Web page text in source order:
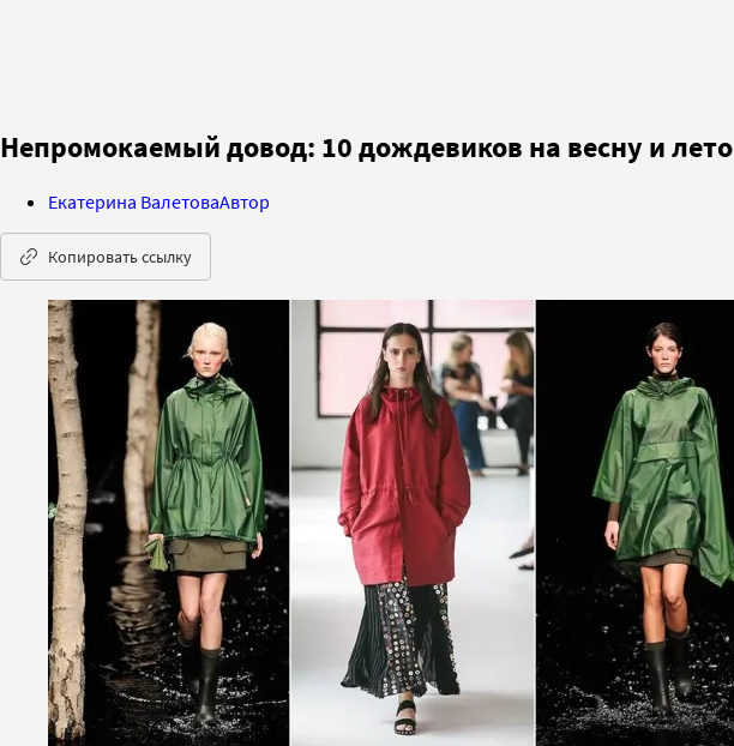
Непромокаемый довод: 10 дождевиков на весну и лето
Екатерина ВалетоваАвтор
Копировать ссылку